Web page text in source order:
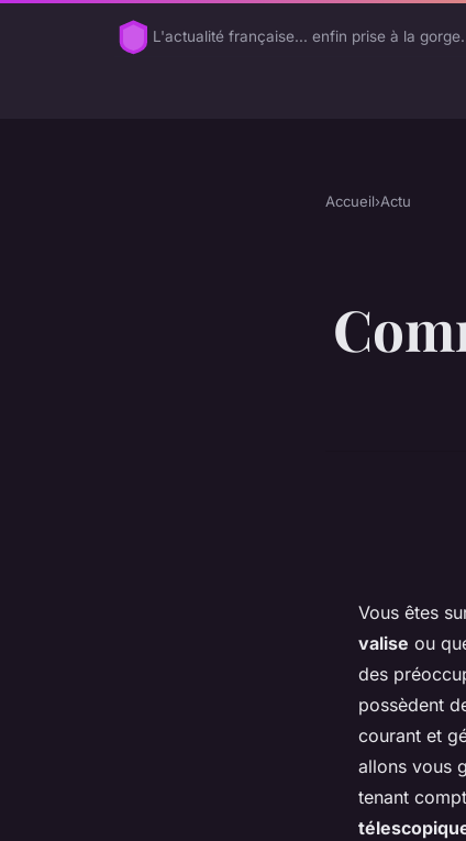
L'actualité française... enfin prise à la gorge.
Accueil›Actu
Vous êtes
valise ou
des
possèdent
courant et
allons vous
tenant